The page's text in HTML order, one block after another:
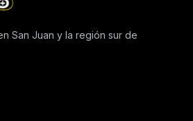
San Juan y la región sur de